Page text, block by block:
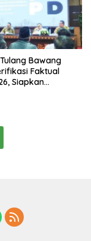
Bawang
Faktual
Siapkan